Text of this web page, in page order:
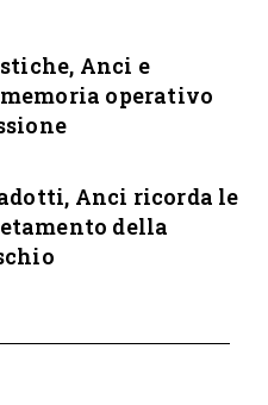
Anci e
operativo
Anci ricorda le
della